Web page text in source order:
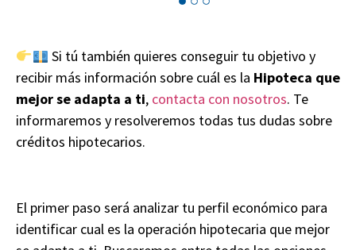
Si tú también quieres conseguir tu objetivo y
recibir más información sobre cuál es la Hipoteca que
mejor se adapta a ti, contacta con nosotros. Te
informaremos y resolveremos todas tus dudas sobre
créditos hipotecarios.
El primer paso será analizar tu perfil económico para
identificar cual es la operación hipotecaria que mejor